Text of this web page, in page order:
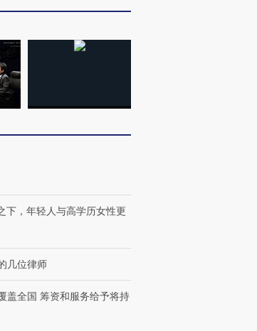
【特别呈现】寻找100种
有意思的生活方式·第三对
下，年轻人与高学历女性更
几位律师
盖全国 筹资和服务给予将持